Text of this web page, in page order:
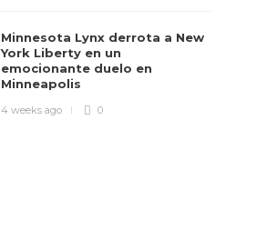
Minnesota Lynx derrota a New
York Liberty en un
emocionante duelo en
Minneapolis
4 weeks ago 0